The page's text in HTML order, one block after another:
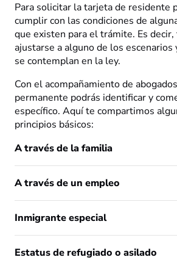
Para solicitar la tarjeta de residente
cumplir con las condiciones de
que existen para el trámite. Es
ajustarse a alguno de los escenarios
se contemplan en la ley.
Con el acompañamiento de
permanente podrás identificar y
específico. Aquí te compartimos
principios básicos:
A través de la familia
A través de un empleo
Inmigrante especial
Estatus de refugiado o asilado